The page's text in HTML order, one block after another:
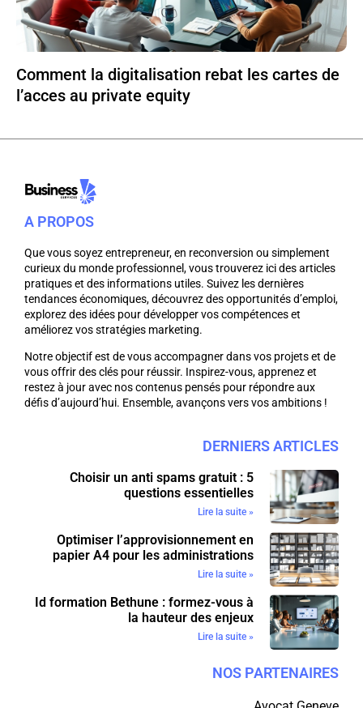
Comment la digitalisation rebat les cartes de
l’acces au private equity
A PROPOS
Que vous soyez entrepreneur, en reconversion ou simplement
curieux du monde professionnel, vous trouverez ici des articles
pratiques et des informations utiles. Suivez les dernières
tendances économiques, découvrez des opportunités d’emploi,
explorez des idées pour développer vos compétences et
améliorez vos stratégies marketing.
Notre objectif est de vous accompagner dans vos projets et de
vous offrir des clés pour réussir. Inspirez-vous, apprenez et
restez à jour avec nos contenus pensés pour répondre aux
défis d’aujourd’hui. Ensemble, avançons vers vos ambitions !
DERNIERS ARTICLES
Choisir un anti spams gratuit : 5
questions essentielles
Lire la suite »
Optimiser l’approvisionnement en
papier A4 pour les administrations
Lire la suite »
Id formation Bethune : formez-vous à
la hauteur des enjeux
Lire la suite »
NOS PARTENAIRES